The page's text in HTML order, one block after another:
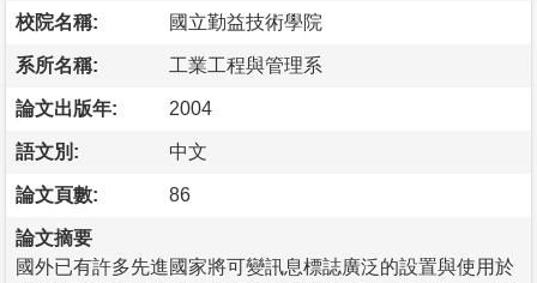
校院名稱: 國立勤益技術學院
系所名稱: 工業工程與管理系
論文出版年: 2004
語文別: 中文
論文頁數: 86
論文摘要
國外已有許多先進國家將可變訊息標誌廣泛的設置與使用於